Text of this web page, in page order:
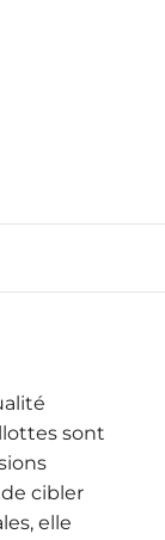
sont
cibler
elle